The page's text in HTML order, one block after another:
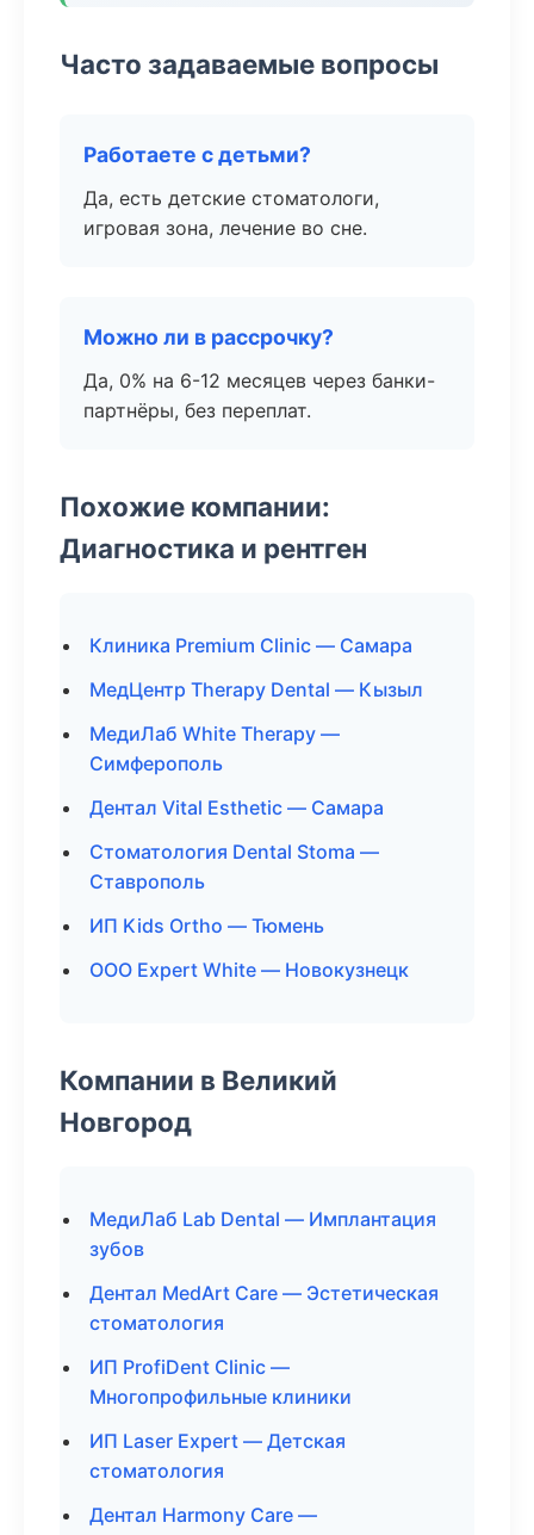
Часто задаваемые вопросы
Работаете с детьми?
Да, есть детские стоматологи,
игровая зона, лечение во сне.
Можно ли в рассрочку?
Да, 0% на 6-12 месяцев через банки-
партнёры, без переплат.
Похожие компании:
Диагностика и рентген
Клиника Premium Clinic — Самара
МедЦентр Therapy Dental — Кызыл
МедиЛаб White Therapy —
Симферополь
Дентал Vital Esthetic — Самара
Стоматология Dental Stoma —
Ставрополь
ИП Kids Ortho — Тюмень
ООО Expert White — Новокузнецк
Компании в Великий
Новгород
МедиЛаб Lab Dental — Имплантация
зубов
Дентал MedArt Care — Эстетическая
стоматология
ИП ProfiDent Clinic —
Многопрофильные клиники
ИП Laser Expert — Детская
стоматология
Дентал Harmony Care —